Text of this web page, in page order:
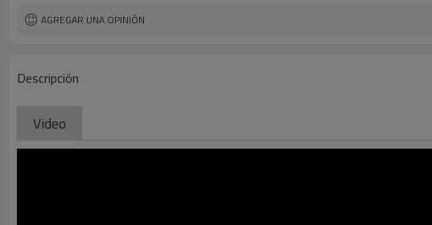
AGREGAR UNA OPINIÓN
Descripción
Video